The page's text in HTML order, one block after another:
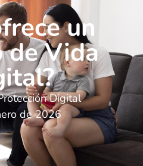
un
de Vida
Digital
de 2026